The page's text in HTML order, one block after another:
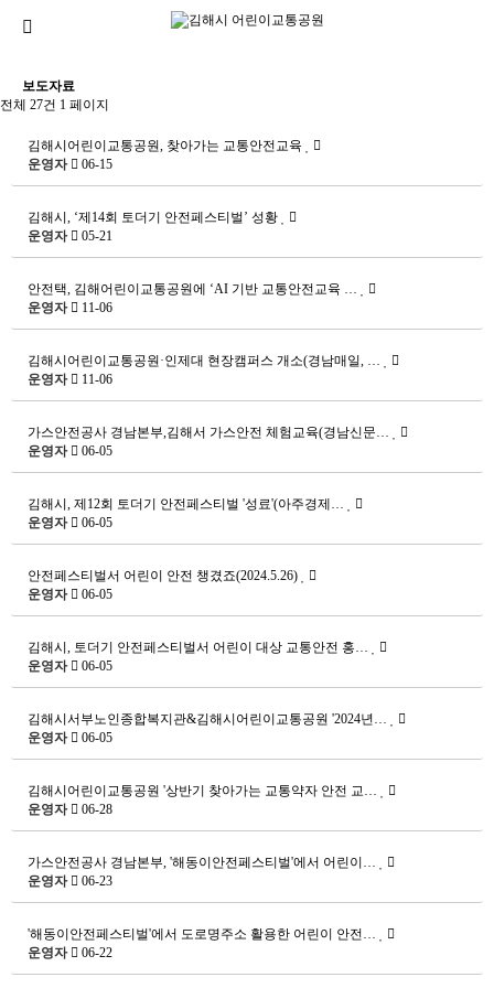
보도자료
전체 27건 1 페이지
김해시어린이교통공원, 찾아가는 교통안전교육
운영자
06-15
김해시, ‘제14회 토더기 안전페스티벌’ 성황
운영자
05-21
안전택, 김해어린이교통공원에 ‘AI 기반 교통안전교육 …
운영자
11-06
김해시어린이교통공원·인제대 현장캠퍼스 개소(경남매일, …
운영자
11-06
가스안전공사 경남본부,김해서 가스안전 체험교육(경남신문…
운영자
06-05
김해시, 제12회 토더기 안전페스티벌 '성료'(아주경제…
운영자
06-05
안전페스티벌서 어린이 안전 챙겼죠(2024.5.26)
운영자
06-05
김해시, 토더기 안전페스티벌서 어린이 대상 교통안전 홍…
운영자
06-05
김해시서부노인종합복지관&김해시어린이교통공원 '2024년…
운영자
06-05
김해시어린이교통공원 '상반기 찾아가는 교통약자 안전 교…
운영자
06-28
가스안전공사 경남본부, '해동이안전페스티벌'에서 어린이…
운영자
06-23
'해동이안전페스티벌'에서 도로명주소 활용한 어린이 안전…
운영자
06-22